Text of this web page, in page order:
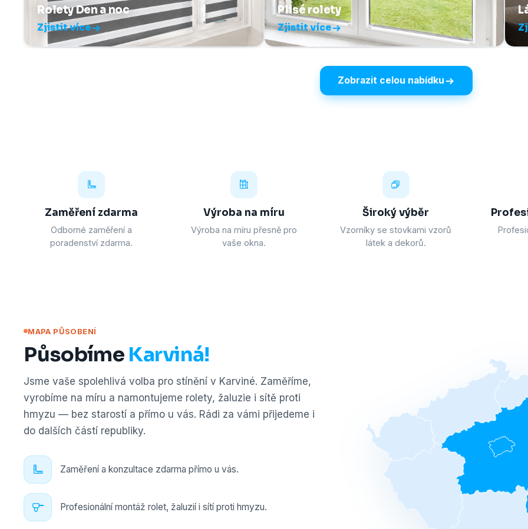
Rolety Den a noc
Zjistit více
Plisé rolety
Zjistit více
Zobrazit celou nabídku
Zaměření zdarma
Odborné zaměření a
poradenství zdarma.
Výroba na míru
Výroba na míru přesně pro
vaše okna.
Široký výběr
Vzorníky se stovkami vzorů
látek a dekorů.
MAPA PŮSOBENÍ
Působíme Karviná!
Jsme vaše spolehlivá volba pro stínění v Karviné. Zaměříme,
vyrobíme na míru a namontujeme rolety, žaluzie i sítě proti
hmyzu — bez starostí a přímo u vás. Rádi za vámi přijedeme i
do dalších částí republiky.
Zaměření a konzultace zdarma přímo u vás.
Profesionální montáž rolet, žaluzií i sítí proti hmyzu.